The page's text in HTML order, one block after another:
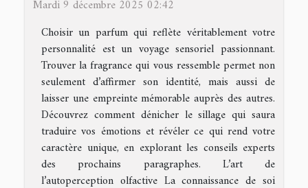
Mardi 9 décembre 2025 02:42
Choisir un parfum qui reflète véritablement votre
personnalité est un voyage sensoriel passionnant.
Trouver la fragrance qui vous ressemble permet non
seulement d’affirmer son identité, mais aussi de
laisser une empreinte mémorable auprès des autres.
Découvrez comment dénicher le sillage qui saura
traduire vos émotions et révéler ce qui rend votre
caractère unique, en explorant les conseils experts
des prochains paragraphes. L’art de
l’autoperception olfactive La connaissance de soi